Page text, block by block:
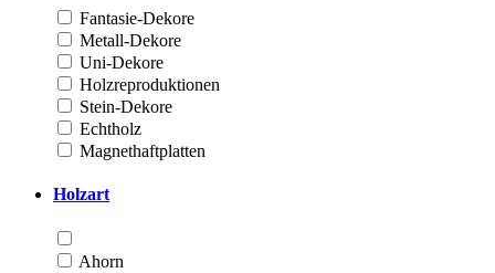
Fantasie-Dekore
Metall-Dekore
Uni-Dekore
Holzreproduktionen
Stein-Dekore
Echtholz
Magnethaftplatten
Holzart
Ahorn